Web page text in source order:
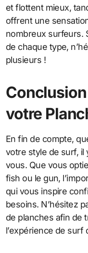
et flottent mieux,
offrent une
nombreux surfeurs.
de chaque type,
plusieurs !
votre
En fin de compte,
votre style de surf, il
vous. Que vous
fish ou le gun,
qui vous inspire
besoins. N’hésitez
de planches afin de
l’expérience de surf